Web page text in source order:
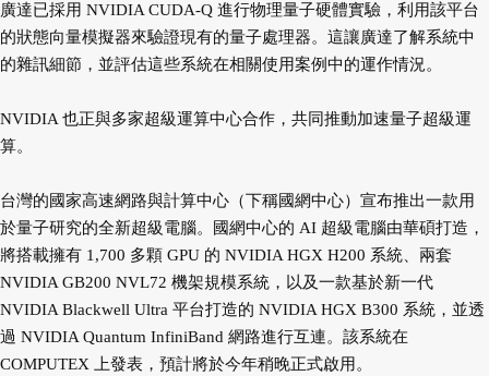
廣達已採用 NVIDIA CUDA-Q 進行物理量子硬體實驗，利用該平台
的狀態向量模擬器來驗證現有的量子處理器。這讓廣達了解系統中
的雜訊細節，並評估這些系統在相關使用案例中的運作情況。
NVIDIA 也正與多家超級運算中心合作，共同推動加速量子超級運
算。
台灣的國家高速網路與計算中心（下稱國網中心）宣布推出一款用
於量子研究的全新超級電腦。國網中心的 AI 超級電腦由華碩打造，
將搭載擁有 1,700 多顆 GPU 的 NVIDIA HGX H200 系統、兩套
NVIDIA GB200 NVL72 機架規模系統，以及一款基於新一代
NVIDIA Blackwell Ultra 平台打造的 NVIDIA HGX B300 系統，並透
過 NVIDIA Quantum InfiniBand 網路進行互連。該系統在
COMPUTEX 上發表，預計將於今年稍晚正式啟用。